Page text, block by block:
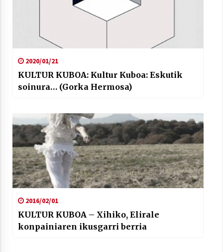
2020/01/21
KULTUR KUBOA: Kultur Kuboa: Eskutik
soinura… (Gorka Hermosa)
2016/02/01
KULTUR KUBOA – Xihiko, Elirale
konpainiaren ikusgarri berria